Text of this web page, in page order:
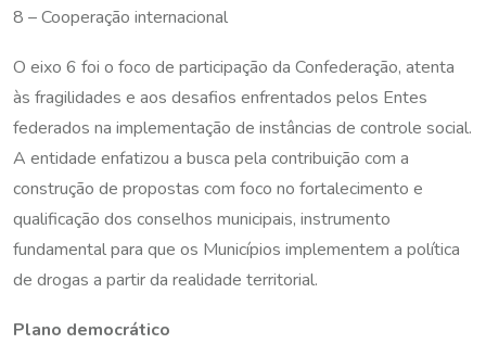
8 – Cooperação internacional
O eixo 6 foi o foco de participação da Confederação, atenta
às fragilidades e aos desafios enfrentados pelos Entes
federados na implementação de instâncias de controle social.
A entidade enfatizou a busca pela contribuição com a
construção de propostas com foco no fortalecimento e
qualificação dos conselhos municipais, instrumento
fundamental para que os Municípios implementem a política
de drogas a partir da realidade territorial.
Plano democrático